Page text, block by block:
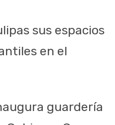
sus espacios
en el
guardería